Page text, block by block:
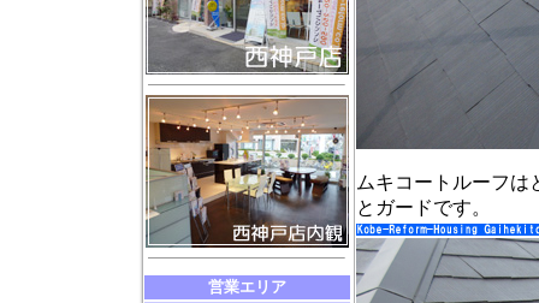
営業エリア
ムキコートルーフ
とガードです。